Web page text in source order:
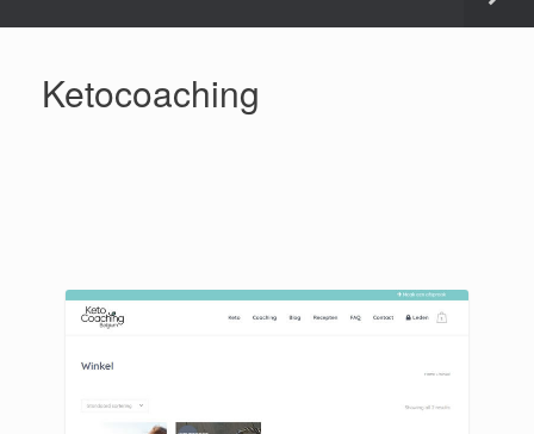
Ketocoaching